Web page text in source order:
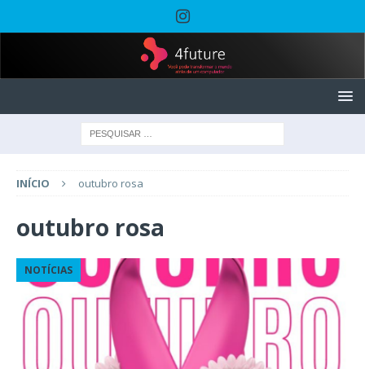
INÍCIO outubro rosa
outubro rosa
NOTÍCIAS